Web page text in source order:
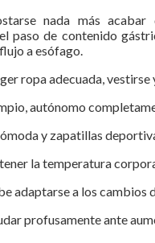
nada más acabar
paso de contenido
a esófago.
ropa adecuada, vestirse
autónomo
y zapatillas
la temperatura
adaptarse a los cambios
profusamente ante